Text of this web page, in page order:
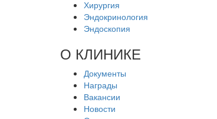
Хирургия
Эндокринология
Эндоскопия
О КЛИНИКЕ
Документы
Награды
Вакансии
Новости